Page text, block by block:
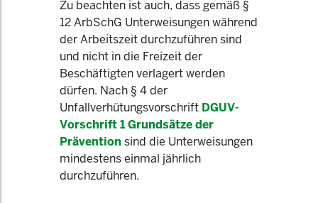
Zu beachten ist auch, dass gemäß §
12 ArbSchG Unterweisungen während
der Arbeitszeit durchzuführen sind
und nicht in die Freizeit der
Beschäftigten verlagert werden
dürfen. Nach § 4 der
Unfallverhütungsvorschrift DGUV-
Vorschrift 1 Grundsätze der
Prävention sind die Unterweisungen
mindestens einmal jährlich
durchzuführen.